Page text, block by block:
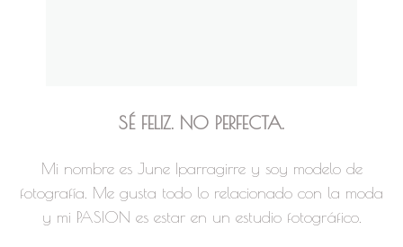
SÉ FELIZ. NO PERFECTA.
Mi nombre es June Iparragirre y soy modelo de
fotografía. Me gusta todo lo relacionado con la moda
y mi PASION es estar en un estudio fotográfico.